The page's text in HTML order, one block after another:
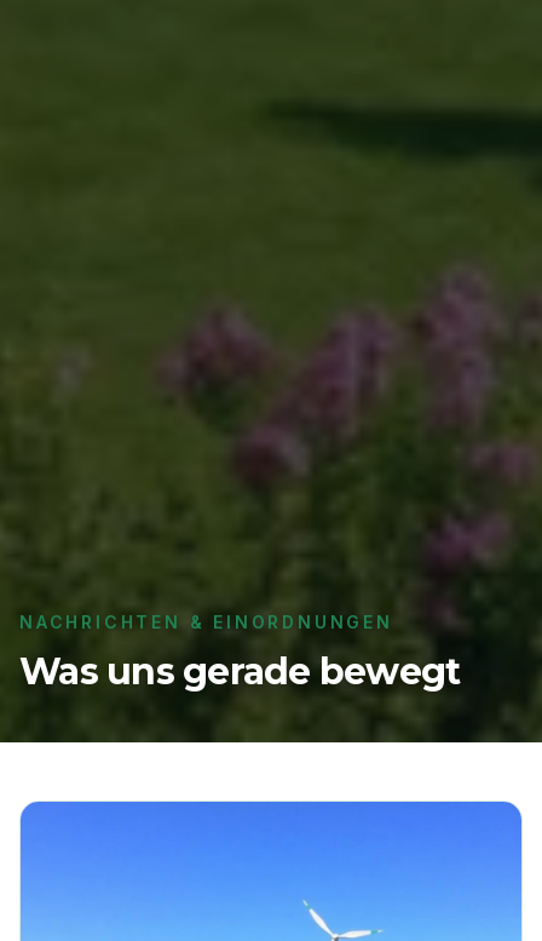
NACHRICHTEN & EINORDNUNGEN
Was uns gerade bewegt